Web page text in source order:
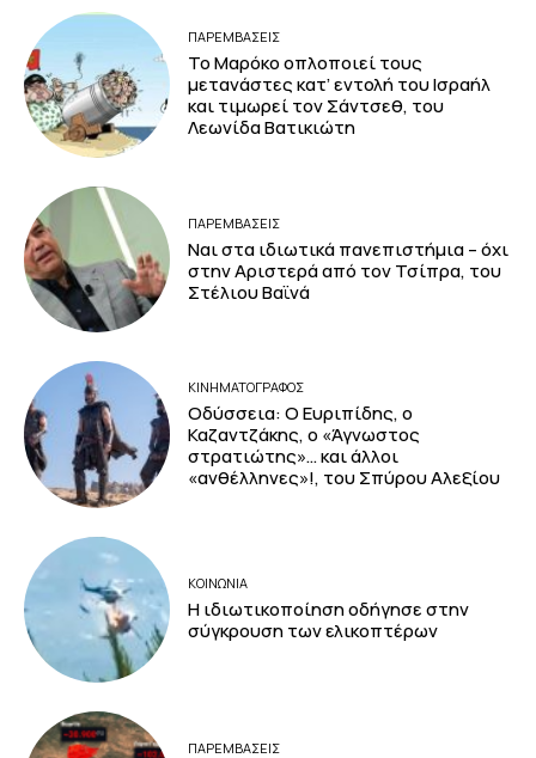
ΠΑΡΕΜΒΑΣΕΙΣ
Το Μαρόκο οπλοποιεί τους
μετανάστες κατ’ εντολή του Ισραήλ
και τιμωρεί τον Σάντσεθ, του
Λεωνίδα Βατικιώτη
ΠΑΡΕΜΒΑΣΕΙΣ
Ναι στα ιδιωτικά πανεπιστήμια – όχι
στην Αριστερά από τον Τσίπρα, του
Στέλιου Βαϊνά
ΚΙΝΗΜΑΤΟΓΡΆΦΟΣ
Οδύσσεια: Ο Ευριπίδης, ο
Καζαντζάκης, ο «Άγνωστος
στρατιώτης»… και άλλοι
«ανθέλληνες»!, του Σπύρου Αλεξίου
ΚΟΙΝΩΝΙΑ
Η ιδιωτικοποίηση οδήγησε στην
σύγκρουση των ελικοπτέρων
ΠΑΡΕΜΒΑΣΕΙΣ